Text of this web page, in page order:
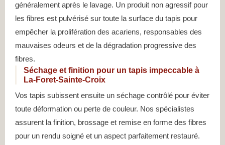
généralement après le lavage. Un produit non agressif pour
les fibres est pulvérisé sur toute la surface du tapis pour
empêcher la prolifération des acariens, responsables des
mauvaises odeurs et de la dégradation progressive des
fibres.
Séchage et finition pour un tapis impeccable à
La-Foret-Sainte-Croix
Vos tapis subissent ensuite un séchage contrôlé pour éviter
toute déformation ou perte de couleur. Nos spécialistes
assurent la finition, brossage et remise en forme des fibres
pour un rendu soigné et un aspect parfaitement restauré.